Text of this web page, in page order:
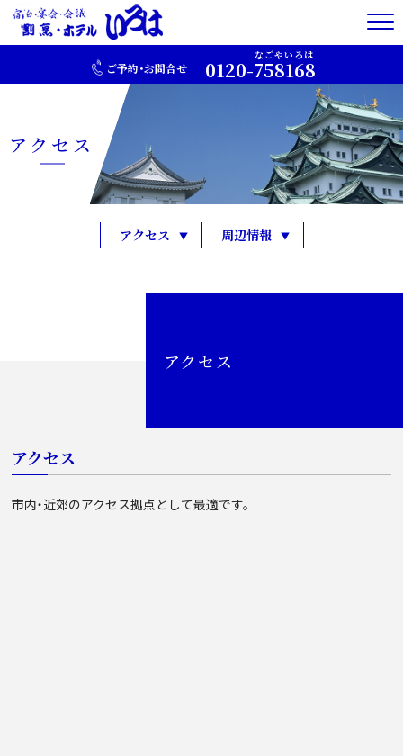
ご予約・お問合せ 0120-758168
アクセス
アクセス 周辺情報
アクセス
アクセス
市内・近郊のアクセス拠点として最適です。